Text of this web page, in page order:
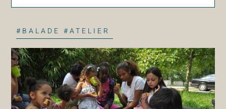
#BALADE #ATELIER